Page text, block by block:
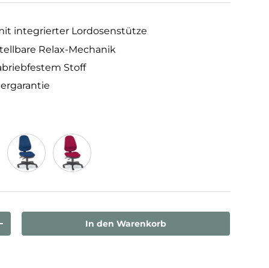
integrierter Lordosenstütze
Relax-Mechanik
Stoff
erhöhen In den Warenkorb